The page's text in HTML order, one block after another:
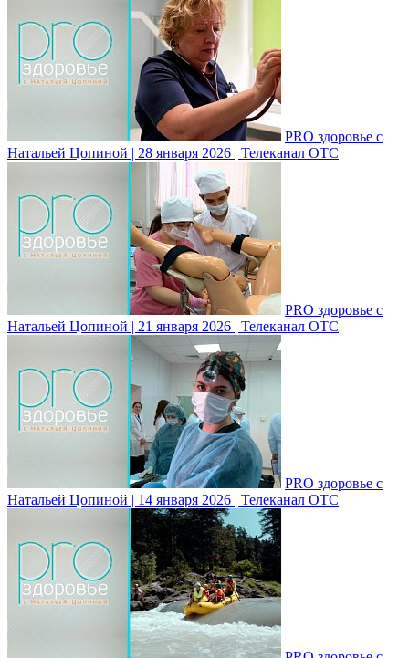
PRO здоровье с
Натальей Цопиной | 28 января 2026 | Телеканал ОТС
PRO здоровье с
Натальей Цопиной | 21 января 2026 | Телеканал ОТС
PRO здоровье с
Натальей Цопиной | 14 января 2026 | Телеканал ОТС